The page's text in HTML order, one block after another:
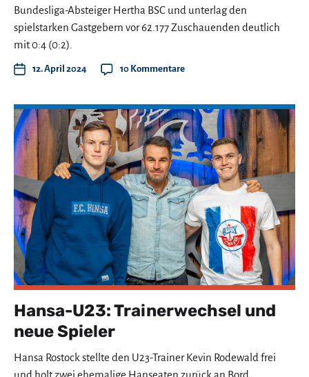
Bundesliga-Absteiger Hertha BSC und unterlag den
spielstarken Gastgebern vor 62.177 Zuschauenden deutlich
mit 0:4 (0:2).
12. April 2024 10 Kommentare
Hansa-U23: Trainerwechsel und
neue Spieler
Hansa Rostock stellte den U23-Trainer Kevin Rodewald frei